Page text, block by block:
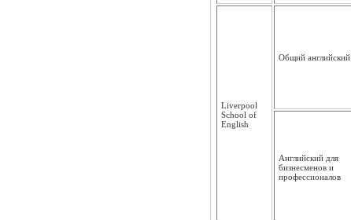
Liverpool
School of
English
Общий английс­кий
Английский для
бизнесменов и
профессио­налов